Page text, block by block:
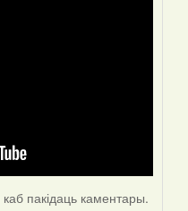
каб пакідаць каментары.